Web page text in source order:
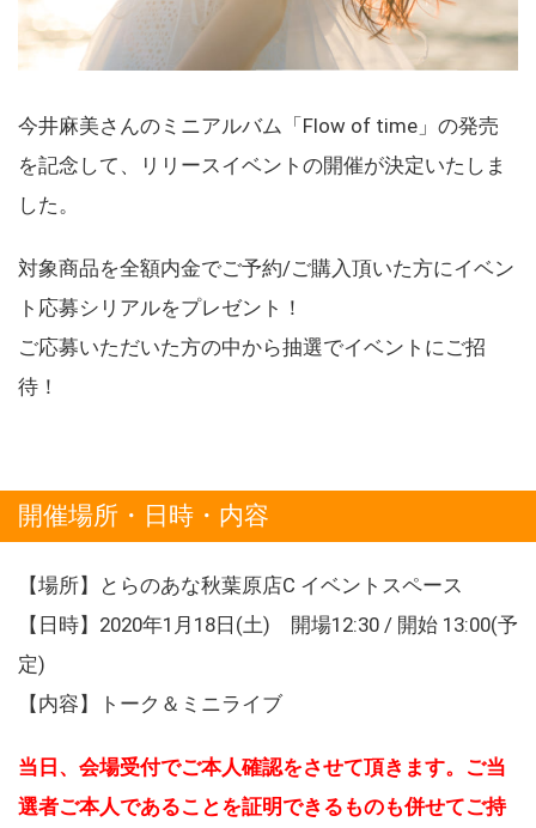
今井麻美さんのミニアルバム「Flow of time」の発売
を記念して、リリースイベントの開催が決定いたしま
した。
対象商品を全額内金でご予約/ご購入頂いた方にイベン
ト応募シリアルをプレゼント！
ご応募いただいた方の中から抽選でイベントにご招
待！
開催場所・日時・内容
【場所】とらのあな秋葉原店C イベントスペース
【日時】2020年1月18日(土) 開場12:30 / 開始 13:00(予
定)
【内容】トーク＆ミニライブ
当日、会場受付でご本人確認をさせて頂きます。ご当
選者ご本人であることを証明できるものも併せてご持